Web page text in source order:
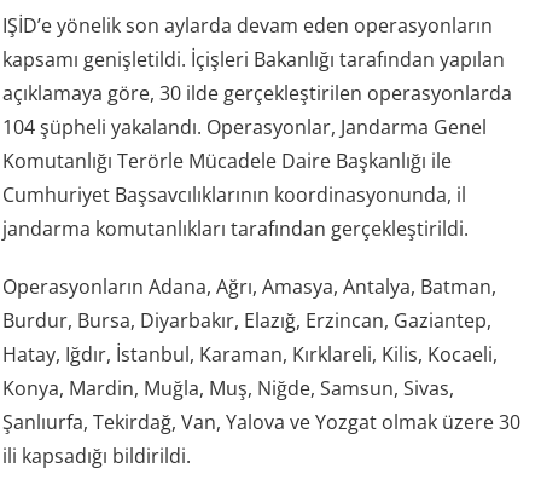
IŞİD’e yönelik son aylarda devam eden operasyonların
kapsamı genişletildi. İçişleri Bakanlığı tarafından yapılan
açıklamaya göre, 30 ilde gerçekleştirilen operasyonlarda
104 şüpheli yakalandı. Operasyonlar, Jandarma Genel
Komutanlığı Terörle Mücadele Daire Başkanlığı ile
Cumhuriyet Başsavcılıklarının koordinasyonunda, il
jandarma komutanlıkları tarafından gerçekleştirildi.
Operasyonların Adana, Ağrı, Amasya, Antalya, Batman,
Burdur, Bursa, Diyarbakır, Elazığ, Erzincan, Gaziantep,
Hatay, Iğdır, İstanbul, Karaman, Kırklareli, Kilis, Kocaeli,
Konya, Mardin, Muğla, Muş, Niğde, Samsun, Sivas,
Şanlıurfa, Tekirdağ, Van, Yalova ve Yozgat olmak üzere 30
ili kapsadığı bildirildi.